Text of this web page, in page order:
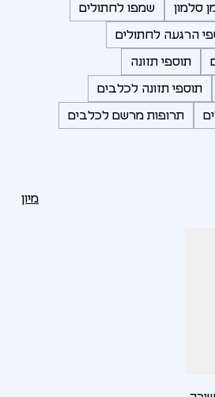
סלמון שמפו לחתולים
הרגעה לחתולים
תוספי תזונה
תוספי תזונה לכלבים
תרופות מרשם לכלבים
מיון